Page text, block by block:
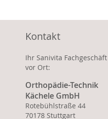
Kontakt
Ihr Sanivita Fachgeschäft
vor Ort:
Orthopädie-Technik
Kächele GmbH
Rotebühlstraße 44
70178 Stuttgart